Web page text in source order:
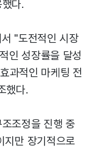
다.
"도전적인 시장
인 성장률을 달성
과적인 마케팅 전
했다.
조정을 진행 중
지만 장기적으로